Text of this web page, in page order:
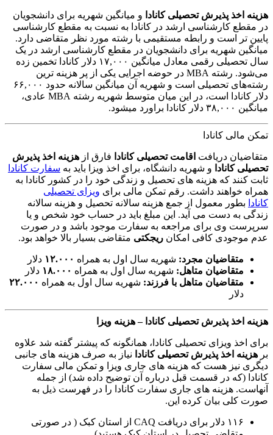
هزینه اخذ پذیرش تحصیلی کانادا و میانگین شهریه برای دانشجویان
در مقطع کارشناسی ارشد در کانادا به نسبت به مقطع کارشناسی
پایین ‌تر است و رابطه مستقیمی با رشته مورد نظر متقاضی دارد.
میانگین شهریه برای دانشجویان در مقطع کارشناسی ارشد در یک
سال تحصیلی رقمی معادل میانگین ۱۷,۰۰۰ دلار کانادا تخمین زده
می‌شود. رشته MBA در حوضه اجرایی یکی از پر هزینه ترین
رشته‌های تحصیلی است و شهریه آن میانگین سالانه حدود ۶۶,۰۰۰
دلار کانادا است، در این میان متوسط شهریه رشته MBA عادی،
میانگین ۳۸,۰۰۰ دلار کانادا براورد میشود.
تمکن مالی کانادا
متقاضیان دریافت اقامت تحصیلی کانادا فارق از هزینه اخذ پذیرش
تحصیلی کانادا و شهریه دانشگاه، برای اخذ ویزا باید به سفارت کانادا
ثابت کنند که هزینه های تحصیل و زندگی خود را در کشور کانادا به
همراه خواهند داشت. رقم تمکن مالی برای ویزای تحصیلی
کانادا بطور معمول از جمع هزینه سالانه تحصیل و هزینه سالانه
زندگی به دست می آید. این مبلغ باید در حساب خود شخص و یا
سرپرست وی برای مراجعه به سفارت موجود باشد و در صورت
عدم موجودی کافی امکان ریجکتی متقاضی بسیار بالا خواهد بود.
متقاضیان مجرد: شهریه سال اول به همراه ۱۲.۰۰۰ دلار
متقاضیان متاهل: شهریه سال اول به همراه ۱۸.۰۰۰ دلار
متقاضیان متاهل با فرزند: شهریه سال اول به همراه ۲۲.۰۰۰
دلار
هزینه اخذ پذیرش تحصیلی کانادا – هزینه ویزا
برای اخذ ویزای تحصیلی کانادا، همانگونه که پیشتر گفته شد علاوه
بر هزینه اخذ پذیرش تحصیلی کانادا نیاز به صرف هزینه های جانبی
دیگری نیز هست که هزینه های جاری ویزا و تمکن مالی سفارت
کانادا (که در قسمت قبل درباره آن توضیح داده شد) از جمله
آنهاست. هزینه های جاری سفارت کانادا را در فهرست ذیل به
صورت کلی بیان کرده این.
۱۱۶ دلار برای دریافت CAQ از استان کبک ( در صورتی